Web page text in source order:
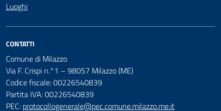
Luoghi
CONTATTI
Comune di Milazzo
Via F. Crispi n.°1 – 98057 Milazzo (ME)
Codice fiscale: 00226540839
Partita IVA: 00226540839
PEC: protocollogenerale@pec.comune.milazzo.me.it